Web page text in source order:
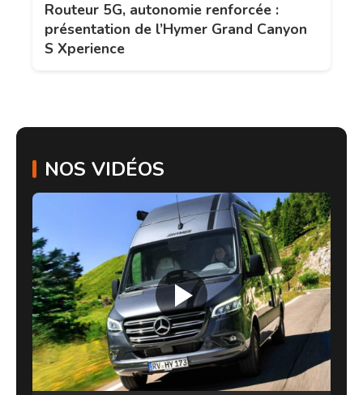
Routeur 5G, autonomie renforcée :
présentation de l’Hymer Grand Canyon
S Xperience
NOS VIDÉOS